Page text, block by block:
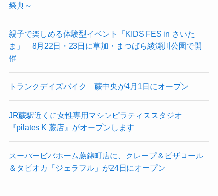
祭典～
親子で楽しめる体験型イベント「KIDS FES in さいた
ま」 8月22日・23日に草加・まつばら綾瀬川公園で開
催
トランクデイズバイク 蕨中央が4月1日にオープン
JR蕨駅近くに女性専用マシンピラティススタジオ
『pilates K 蕨店』がオープンします
スーパービバホーム蕨錦町店に、クレープ＆ピザロール
＆タピオカ「ジェラフル」が24日にオープン